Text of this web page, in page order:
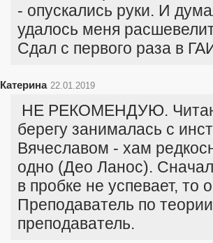
- опускались руки. И
удалось меня
Сдал с первого раза в
Катерина 22.01.2019
НЕ РЕКОМЕНДУЮ. Читаю
берегу занималась с
Вячеславом - хам
одно (Део Ланос).
в пробке не успевает,
Преподаватель по
преподаватель.